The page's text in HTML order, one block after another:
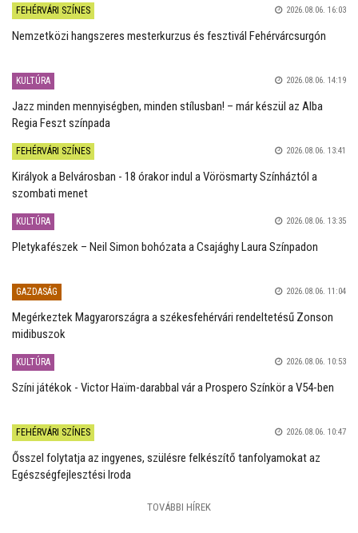
FEHÉRVÁRI SZÍNES 2026.08.06. 16:03
Nemzetközi hangszeres mesterkurzus és fesztivál Fehérvárcsurgón
KULTÚRA 2026.08.06. 14:19
Jazz minden mennyiségben, minden stílusban! – már készül az Alba
Regia Feszt színpada
FEHÉRVÁRI SZÍNES 2026.08.06. 13:41
Királyok a Belvárosban - 18 órakor indul a Vörösmarty Színháztól a
szombati menet
KULTÚRA 2026.08.06. 13:35
Pletykafészek – Neil Simon bohózata a Csajághy Laura Színpadon
GAZDASÁG 2026.08.06. 11:04
Megérkeztek Magyarországra a székesfehérvári rendeltetésű Zonson
midibuszok
KULTÚRA 2026.08.06. 10:53
Színi játékok - Victor Haïm-darabbal vár a Prospero Színkör a V54-ben
FEHÉRVÁRI SZÍNES 2026.08.06. 10:47
Ősszel folytatja az ingyenes, szülésre felkészítő tanfolyamokat az
Egészségfejlesztési Iroda
TOVÁBBI HÍREK